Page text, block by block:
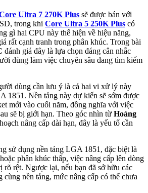
Ultra 7 270K Plus sẽ được bán với
trong khi Core Ultra 5 250K Plus có
gì hai CPU này thể hiện về hiệu năng,
rất cạnh tranh trong phân khúc. Trong bài
đánh giá đây là lựa chọn đáng cân nhắc
dùng làm việc chuyên sâu đang tìm kiếm
dùng cần lưu ý là cả hai vi xử lý này
1851. Nền tảng này dự kiến sẽ sớm được
mới vào cuối năm, đồng nghĩa với việc
sẽ bị giới hạn. Theo góc nhìn từ Hoàng
nâng cấp dài hạn, đây là yếu tố cần
sử dụng nền tảng LGA 1851, đặc biệt là
phân khúc thấp, việc nâng cấp lên dòng
rõ rệt. Ngược lại, nếu bạn đã sở hữu các
cùng nền tảng, mức nâng cấp có thể chưa